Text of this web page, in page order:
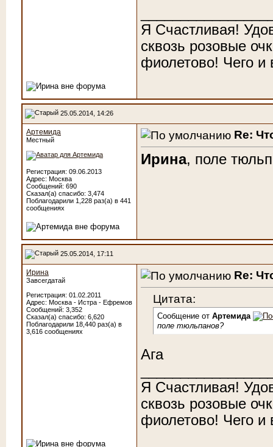
Я Счастливая!
сквозь розовые
фиолетово! Чего
25.05.2014, 14:26
Артемида
Местный
Регистрация: 09.06.2013
Адрес: Москва
Сообщений: 690
Сказал(а) спасибо: 3,474
Поблагодарили 1,228 раз(а) в 441
сообщениях
Re:
Ирина, поле
25.05.2014, 17:11
Ирина
Завсегдатай
Регистрация: 01.02.2011
Адрес: Москва - Истра - Ефремов
Сообщений: 3,352
Сказал(а) спасибо: 6,620
Поблагодарили 18,440 раз(а) в
3,616 сообщениях
Re:
Цитата:
Сообщение от Артемида
поле тюльпанов?
Ага
Я Счастливая!
сквозь розовые
фиолетово! Чего